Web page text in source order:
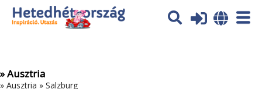
Az oldal sütiket (cookies) használ. További tájékoztatás itt:
Adatvédelmi tájékoztató
» Ausztria
» Ausztria » Salzburg